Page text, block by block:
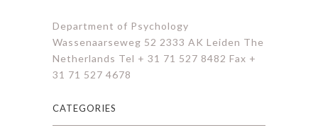
Department of Psychology
Wassenaarseweg 52 2333 AK Leiden The
Netherlands Tel + 31 71 527 8482 Fax +
31 71 527 4678
CATEGORIES